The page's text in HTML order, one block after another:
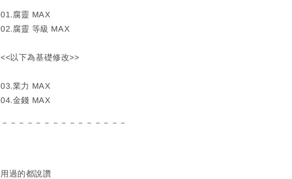
01.腐靈 MAX
02.腐靈 等級 MAX
<<以下為基礎修改>>
03.業力 MAX
04.金錢 MAX
－－－－－－－－－－－－－－－
用過的都說讚